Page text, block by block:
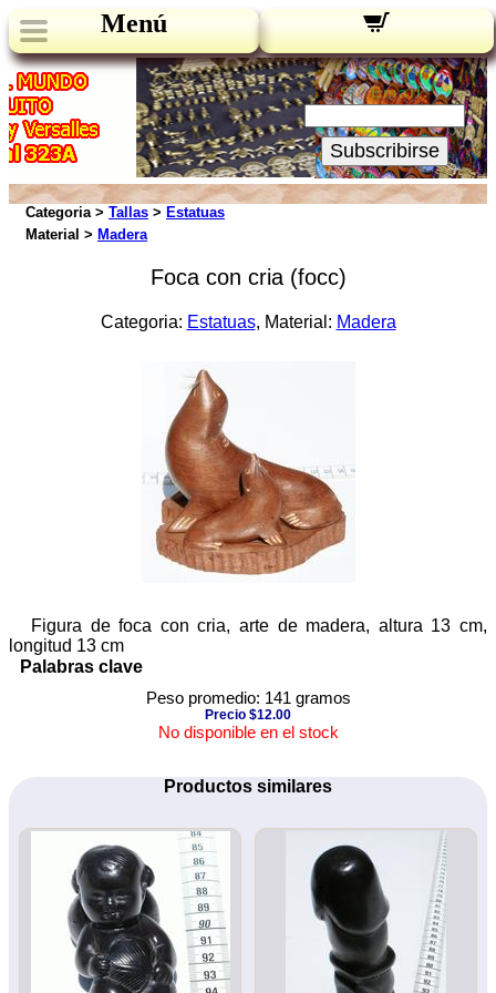
Menú
Novedades:
Su Email:
Subscribirse
Categoria > Tallas > Estatuas
Material > Madera
Foca con cria (focc)
Categoria: Estatuas, Material: Madera
Figura de foca con cria, arte de madera, altura 13 cm,
longitud 13 cm
Palabras clave
Peso promedio: 141 gramos
Precio $12.00
No disponible en el stock
Productos similares